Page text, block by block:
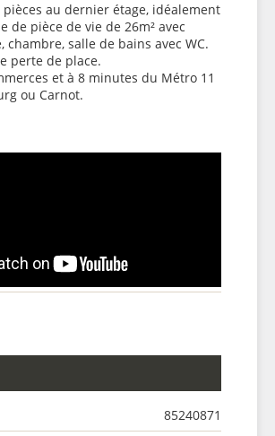
au dernier étage, idéalement
de pièce de vie de 26m² avec
chambre, salle de bains avec WC.
perte de place.
et à 8 minutes du Métro 11
ou Carnot.
85240871